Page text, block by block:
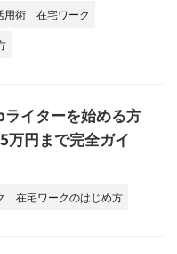
用術
在宅ワーク
イターを始める方
万円まで完全ガイ
在宅ワークのはじめ方